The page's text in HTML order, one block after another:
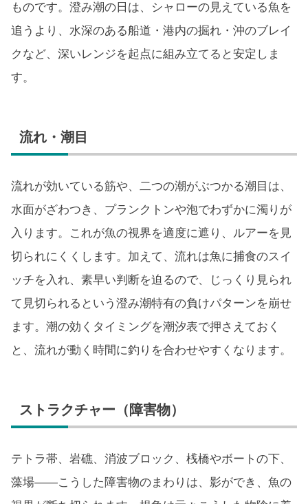
ものです。澄み潮の日は、シャローの見えている魚を
追うより、水深のある船道・港内の掘れ・沖のブレイ
クなど、深いレンジを起点に組み立てると安定しま
す。
流れ・潮目
流れが効いている筋や、二つの潮がぶつかる潮目は、
水面がざわつき、プランクトンや泡でわずかに濁りが
入ります。これが魚の視界を適度に遮り、ルアーを見
切られにくくします。加えて、流れは魚に捕食のスイ
ッチを入れ、素早い判断を迫るので、じっくり見られ
て見切られるという澄み潮特有の負けパターンを崩せ
ます。潮の効くタイミングを潮汐表で押さえておく
と、流れが動く時間に釣りを合わせやすくなります。
ストラクチャー（障害物）
テトラ帯、岩礁、消波ブロック、桟橋やボートの下、
藻場——こうした障害物のまわりは、影ができ、魚の